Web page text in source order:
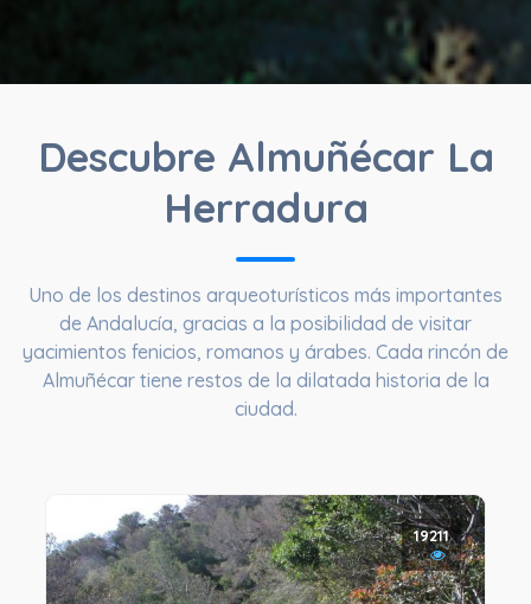
Descubre Almuñécar La
Herradura
Uno de los destinos arqueoturísticos más importantes
de Andalucía, gracias a la posibilidad de visitar
yacimientos fenicios, romanos y árabes. Cada rincón de
Almuñécar tiene restos de la dilatada historia de la
ciudad.
19211